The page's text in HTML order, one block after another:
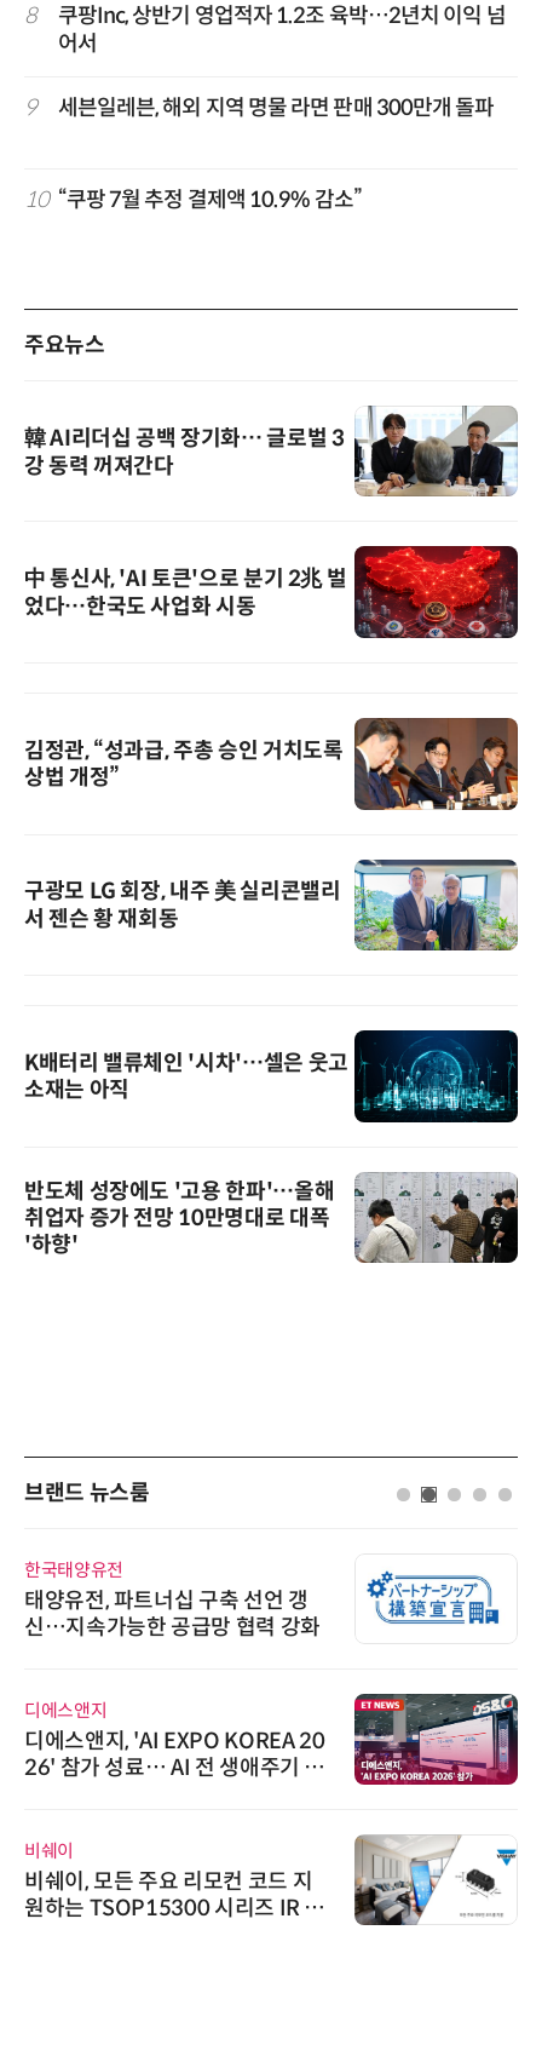
8
쿠팡Inc, 상반기 영업적자 1.2조 육박…2년치 이익 넘
어서
9 세븐일레븐, 해외 지역 명물 라면 판매 300만개 돌파
10 “쿠팡 7월 추정 결제액 10.9% 감소”
주요뉴스
韓 AI리더십 공백 장기화… 글로벌 3
강 동력 꺼져간다
中 통신사, 'AI 토큰'으로 분기 2兆 벌
었다…한국도 사업화 시동
김정관, “성과급, 주총 승인 거치도록
상법 개정”
구광모 LG 회장, 내주 美 실리콘밸리
서 젠슨 황 재회동
K배터리 밸류체인 '시차'…셀은 웃고
소재는 아직
반도체 성장에도 '고용 한파'…올해
취업자 증가 전망 10만명대로 대폭
'하향'
브랜드 뉴스룸
한국태양유전
태양유전, 파트너십 구축 선언 갱
신…지속가능한 공급망 협력 강화
디에스앤지
디에스앤지, 'AI EXPO KOREA 20
26' 참가 성료… AI 전 생애주기 아
비쉐이
비쉐이, 모든 주요 리모컨 코드 지
원하는 TSOP15300 시리즈 IR 수